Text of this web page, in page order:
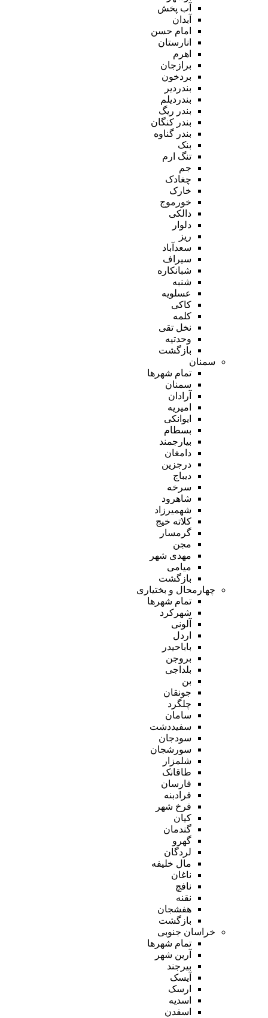
آب پخش
آبدان
امام حسن
انارستان
اهرم
برازجان
بردخون
بندردیر
بندردیلم
بندر ریگ
بندر کنگان
بندر گناوه
بنک
تنگ ارم
جم
چغادک
خارک
خورموج
دالکی
دلوار
ریز
سعدآباد
سیراف
شبانکاره
شنبه
عسلویه
کاکی
کلمه
نخل تقی
وحدتیه
بازگشت
سمنان
تمام شهر‌ها
سمنان
آرادان
امیریه
ایوانکی
بسطام
بیارجمند
دامغان
درجزین
دیباج
سرخه
شاهرود
شهمیرزاد
کلاته خیج
گرمسار
مجن
مهدی شهر
میامی
بازگشت
چهارمحال و بختیاری
تمام شهر‌ها
شهرکرد
آلونی
اردل
باباحیدر
بروجن
بلداجی
بن
جونقان
چلگرد
سامان
سفیددشت
سودجان
سورشجان
شلمزار
طاقانک
فارسان
فرادبنه
فرخ شهر
کیان
گندمان
گهرو
لردگان
مال خلیفه
ناغان
نافچ
نقنه
هفشجان
بازگشت
خراسان جنوبی
تمام شهر‌ها
آرین شهر
بیرجند
آیسک
ارسک
اسدیه
اسفدن